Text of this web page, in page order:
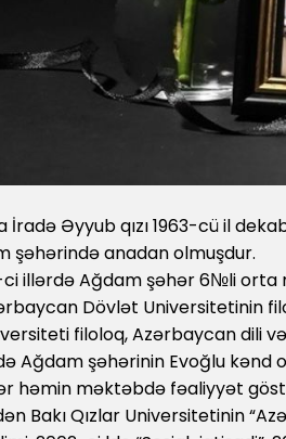
İradə Əyyub qızı 1963-cü il
şəhərində anadan olmuşdur.
ci illərdə Ağdam şəhər 6№li
Dövlət Universitetinin
filoloq, Azərbaycan dili
Ağdam şəhərinin Evoğlu
həmin məktəbdə fəaliyyət
Bakı Qızlar Universitetinin